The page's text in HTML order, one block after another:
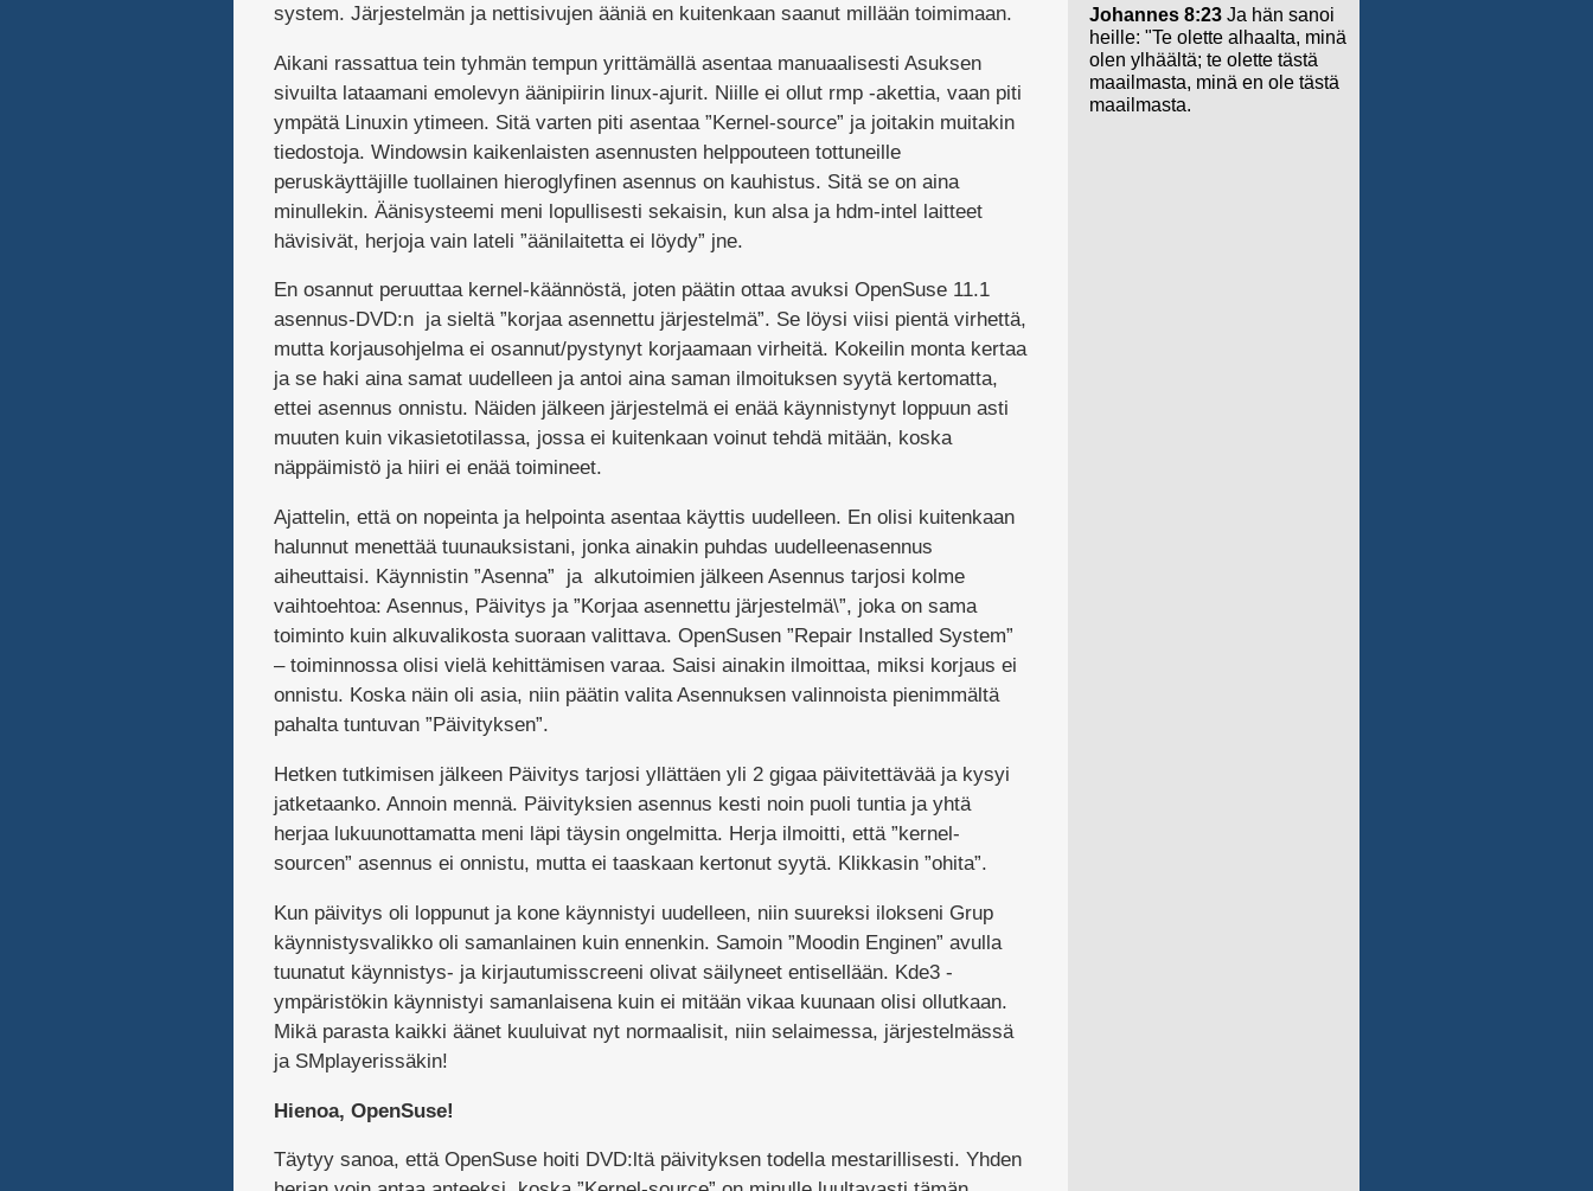
system. Järjestelmän ja nettisivujen ääniä en kuitenkaan saanut millään toimimaan.
Aikani rassattua tein tyhmän tempun yrittämällä asentaa manuaalisesti Asuksen
sivuilta lataamani emolevyn äänipiirin linux-ajurit. Niille ei ollut rmp -akettia, vaan piti
ympätä Linuxin ytimeen. Sitä varten piti asentaa ”Kernel-source” ja joitakin muitakin
tiedostoja. Windowsin kaikenlaisten asennusten helppouteen tottuneille
peruskäyttäjille tuollainen hieroglyfinen asennus on kauhistus. Sitä se on aina
minullekin. Äänisysteemi meni lopullisesti sekaisin, kun alsa ja hdm-intel laitteet
hävisivät, herjoja vain lateli ”äänilaitetta ei löydy” jne.
En osannut peruuttaa kernel-käännöstä, joten päätin ottaa avuksi OpenSuse 11.1
asennus-DVD:n ja sieltä ”korjaa asennettu järjestelmä”. Se löysi viisi pientä virhettä,
mutta korjausohjelma ei osannut/pystynyt korjaamaan virheitä. Kokeilin monta kertaa
ja se haki aina samat uudelleen ja antoi aina saman ilmoituksen syytä kertomatta,
ettei asennus onnistu. Näiden jälkeen järjestelmä ei enää käynnistynyt loppuun asti
muuten kuin vikasietotilassa, jossa ei kuitenkaan voinut tehdä mitään, koska
näppäimistö ja hiiri ei enää toimineet.
Ajattelin, että on nopeinta ja helpointa asentaa käyttis uudelleen. En olisi kuitenkaan
halunnut menettää tuunauksistani, jonka ainakin puhdas uudelleenasennus
aiheuttaisi. Käynnistin ”Asenna” ja alkutoimien jälkeen Asennus tarjosi kolme
vaihtoehtoa: Asennus, Päivitys ja ”Korjaa asennettu järjestelmä\”, joka on sama
toiminto kuin alkuvalikosta suoraan valittava. OpenSusen ”Repair Installed System”
– toiminnossa olisi vielä kehittämisen varaa. Saisi ainakin ilmoittaa, miksi korjaus ei
onnistu. Koska näin oli asia, niin päätin valita Asennuksen valinnoista pienimmältä
pahalta tuntuvan ”Päivityksen”.
Hetken tutkimisen jälkeen Päivitys tarjosi yllättäen yli 2 gigaa päivitettävää ja kysyi
jatketaanko. Annoin mennä. Päivityksien asennus kesti noin puoli tuntia ja yhtä
herjaa lukuunottamatta meni läpi täysin ongelmitta. Herja ilmoitti, että ”kernel-
sourcen” asennus ei onnistu, mutta ei taaskaan kertonut syytä. Klikkasin ”ohita”.
Kun päivitys oli loppunut ja kone käynnistyi uudelleen, niin suureksi ilokseni Grup
käynnistysvalikko oli samanlainen kuin ennenkin. Samoin ”Moodin Enginen” avulla
tuunatut käynnistys- ja kirjautumisscreeni olivat säilyneet entisellään. Kde3 -
ympäristökin käynnistyi samanlaisena kuin ei mitään vikaa kuunaan olisi ollutkaan.
Mikä parasta kaikki äänet kuuluivat nyt normaalisit, niin selaimessa, järjestelmässä
ja SMplayerissäkin!
Hienoa, OpenSuse!
Täytyy sanoa, että OpenSuse hoiti DVD:ltä päivityksen todella mestarillisesti. Yhden
Johannes 8:23 Ja hän sanoi
heille: "Te olette alhaalta, minä
olen ylhäältä; te olette tästä
maailmasta, minä en ole tästä
maailmasta.